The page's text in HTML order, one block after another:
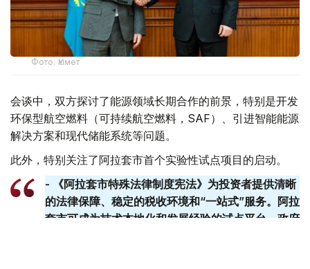
Фото: Үкімет
会谈中，双方探讨了能源领域长期合作的前景，特别是开发
环保型航空燃料（可持续航空燃料，SAF）、引进智能能源
解决方案和现代储能系统等问题。
此外，特别关注了阿拉套市首个实验性试点项目的启动。
- 《阿拉套市特殊法律制度宪法》为投资者提供清晰
的法律保障、稳定的税收环境和“一站式”服务。阿拉
套​​市可成为技术本地化和发展经验的试点平台。政府